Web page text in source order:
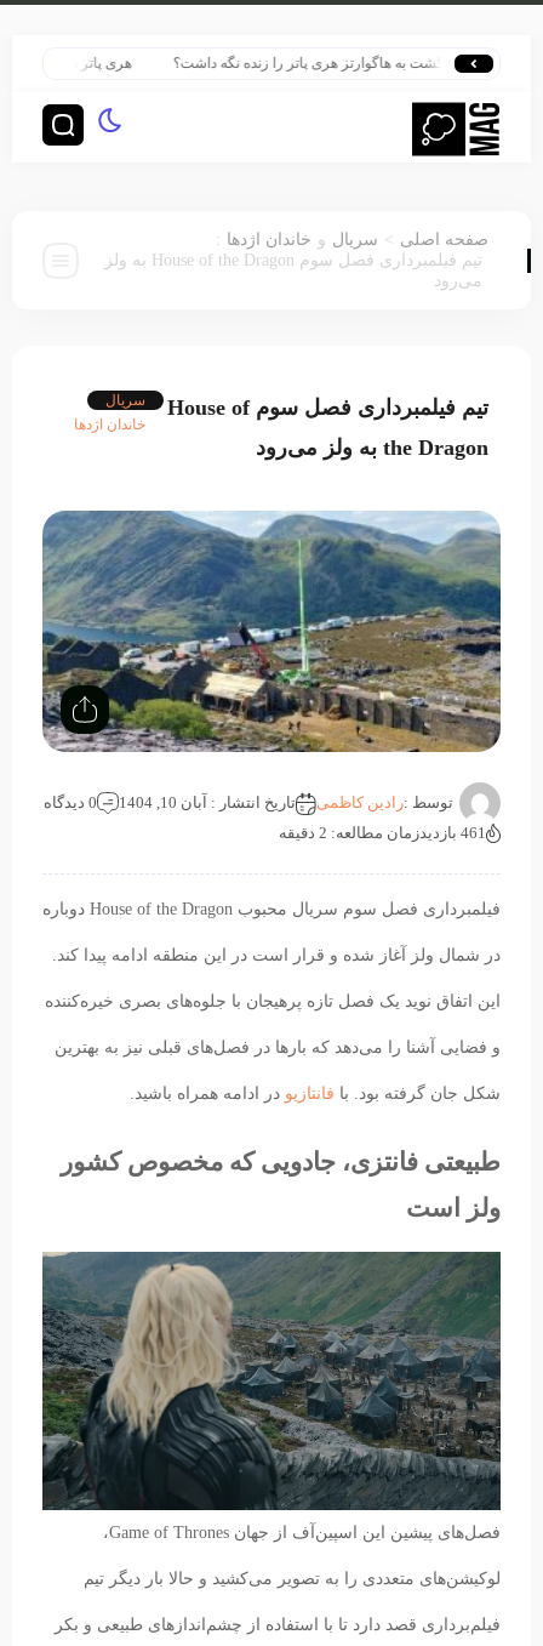
چگونه بازگشت به هاگوارتز هری پاتر را زنده نگه داشت؟ هری پاتر در قلب
صفحه اصلی > سریال و خاندان اژدها :
تیم فیلمبرداری فصل سوم House of the Dragon به ولز
می‌رود
تیم فیلمبرداری فصل سوم House of
the Dragon به ولز می‌رود
سریال
خاندان اژدها
توسط :رادین کاظمی تاریخ انتشار : آبان 10, 1404
0 دیدگاه
461 بازدید
زمان مطالعه: 2 دقیقه
فیلمبرداری فصل سوم سریال محبوب House of the Dragon دوباره
در شمال ولز آغاز شده و قرار است در این منطقه ادامه پیدا کند.
این اتفاق نوید یک فصل تازه پرهیجان با جلوه‌های بصری خیره‌کننده
و فضایی آشنا را می‌دهد که بارها در فصل‌های قبلی نیز به بهترین
شکل جان گرفته بود. با فانتازیو در ادامه همراه باشید.
طبیعتی فانتزی، جادویی که مخصوص کشور
ولز است
فصل‌های پیشین این اسپین‌آف از جهان Game of Thrones،
لوکیشن‌های متعددی را به تصویر می‌کشید و حالا بار دیگر تیم
فیلم‌برداری قصد دارد تا با استفاده از چشم‌اندازهای طبیعی و بکر